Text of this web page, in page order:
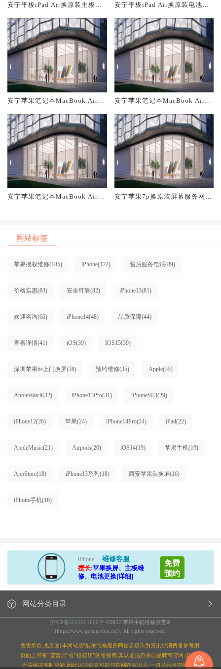
安宁平板iPad Air换原装主板维
安宁平板iPad Air换原装电池维
安宁苹果笔记本MacBook Air换
安宁苹果笔记本MacBook Air换
安宁苹果笔记本MacBook Air换
安宁苹果7p换原装屏幕服务网点
网站标签
苹果授权维修(185) iPhone(172) 售后服务电话(89)
价格实惠(83) 安全可靠(82) iPhone13(81)
欢迎咨询(66) iPhone14(48) 品质保障(44)
查看详情(41) iOS(39) IOS15(39)
深圳苹果6s上门换屏(38) 预约维修(35) Apple(35)
AppleWatch(32) iPhone13Pro(31) iPhoneSE3(29)
iPhone12(28) 苹果(24) iPhone14Pro(24) iPad(22)
AppleMusic(21) Airpods(20) iOS14(19) 苹果手机(19)
AppStore(18) iPhone13系列 (18) 西安苹果6s换屏(16)
iPhone手机(16)
iPhone
维修客服
擅长:苹果换屏、主板维
修、电池更换[详细]
免费
预约
网站分类目录
沪ICP备2022001800号 ©2022 苹果手机维修点查询
(https://www.gosoa.com.cn/). All rights reserved.
免责条款:此页面(本网站)所展示维修服务商信息仅作为资讯供消费者参考用.
页面上带有“直营店”或“授权店”的维修商,其认证信息来自品牌商官网,但本站
无法保证实时更新,因此认证信息可能与官网存在出入,一切以品牌官网为准;